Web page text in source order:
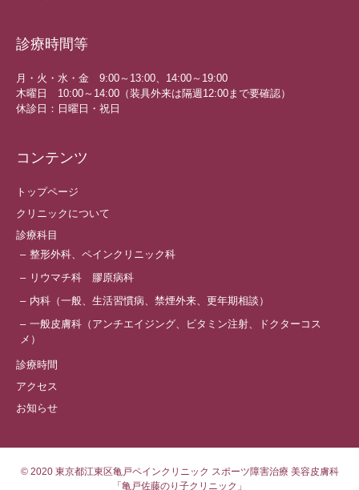
診療時間等
月・火・水・金 9:00～13:00、14:00～19:00
木曜日 10:00～14:00（装具外来は隔週12:00まで要確認）
休診日：日曜日・祝日
コンテンツ
トップページ
クリニックについて
診療科目
整形外科、ペインクリニック科
リウマチ科 膠原病科
内科（一般、生活習慣病、禁煙外来、更年期相談）
一般皮膚科（アンチエイジング、ビタミン注射、ドクターコス
メ）
診療時間
アクセス
お知らせ
© 2020 東京都江東区亀戸ペインクリニック スポーツ障害治療 美容皮膚科
「亀戸佐藤のり子クリニック」